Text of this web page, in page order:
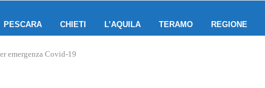
PESCARA CHIETI L’AQUILA TERAMO REGIONE
emergenza Covid-19